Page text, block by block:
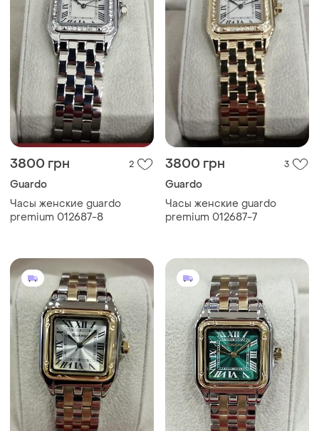
3800 грн 2
Guardo
Часы женские guardo
premium 012687-8
3800 грн 3
Guardo
Часы женские guardo
premium 012687-7